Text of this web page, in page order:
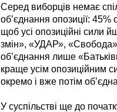
Серед виборців немає
об’єднання опозиції:
щоб усі опозиційні сили
змін», «УДАР», «Свобода»
об’єднання лише
краще усім опозиційним
окремо і вже потім
У суспільстві ще до